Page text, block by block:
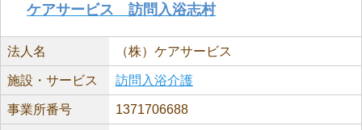
ケアサービス 訪問入浴志村
法人名 （株）ケアサービス
施設・サービス 訪問入浴介護
事業所番号 1371706688